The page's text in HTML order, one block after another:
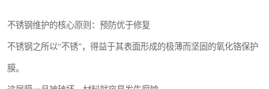
不锈钢维护的核心原则：预防优于修复
不锈钢之所以“不锈”，得益于其表面形成的极薄而坚固的氧化铬保护
膜。